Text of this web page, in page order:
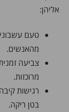
אליהן:
טעם
מהאנשים.
צביעה
מרוכזות.
רגישות
בטן ריקה.